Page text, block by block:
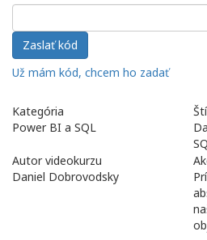
Zaslať kód
Už mám kód, chcem ho zadať
Kategória
Power BI a SQL
Autor videokurzu
Daniel Dobrovodsky